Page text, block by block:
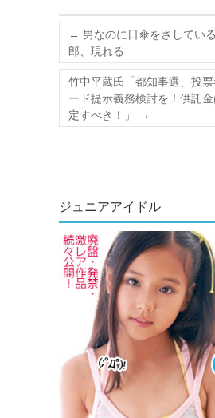
← 男なのに日傘をさしてい
郎、現れる
竹中平蔵氏「都知事選、投
ード提示義務検討を！供託
定すべき！」
→
ジュニアアイドル